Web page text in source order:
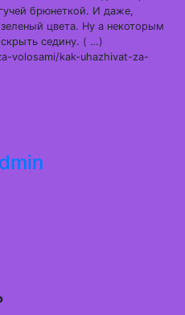
брюнеткой. И даже,
цвета. Ну а некоторым
седину. ( …)
volosami/kak-uhazhivat-za-